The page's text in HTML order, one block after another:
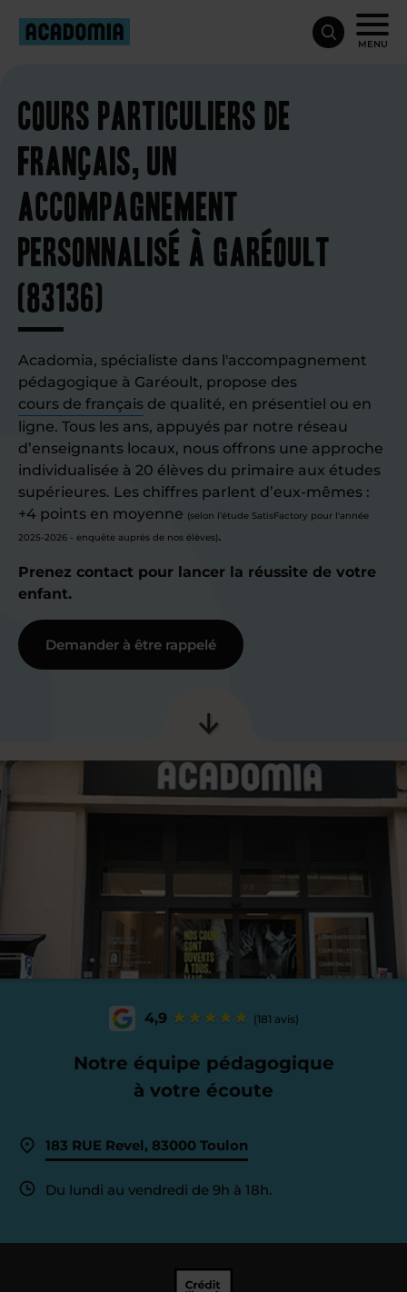
MENU
Cours particuliers de
français, un
accompagnement
personnalisé à Garéoult
(83136)
Acadomia, spécialiste dans l'accompagnement
pédagogique à Garéoult, propose des
cours de français de qualité, en présentiel ou en
ligne. Tous les ans, appuyés par notre réseau
d’enseignants locaux, nous offrons une approche
individualisée à 20 élèves du primaire aux études
supérieures. Les chiffres parlent d’eux-mêmes :
+4 points en moyenne (selon l’étude SatisFactory pour l'année
2025-2026 - enquête auprès de nos élèves).
Prenez contact pour lancer la réussite de votre
enfant.
Demander à être rappelé
4,9 (181 avis)
Notre équipe pédagogique
à votre écoute
183 RUE Revel, 83000 Toulon
Du lundi au vendredi de 9h à 18h.